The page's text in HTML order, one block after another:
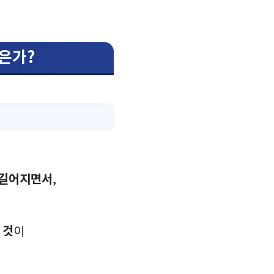
가?
어지면서 ,
이